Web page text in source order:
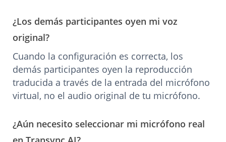
¿Los demás participantes oyen mi voz
original?
Cuando la configuración es correcta, los
demás participantes oyen la reproducción
traducida a través de la entrada del micrófono
virtual, no el audio original de tu micrófono.
¿Aún necesito seleccionar mi micrófono real